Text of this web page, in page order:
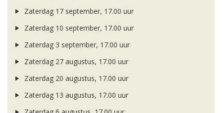
Zaterdag 17 september, 17.00 uur
Zaterdag 10 september, 17.00 uur
Zaterdag 3 september, 17.00 uur
Zaterdag 27 augustus, 17.00 uur
Zaterdag 20 augustus, 17.00 uur
Zaterdag 13 augustus, 17.00 uur